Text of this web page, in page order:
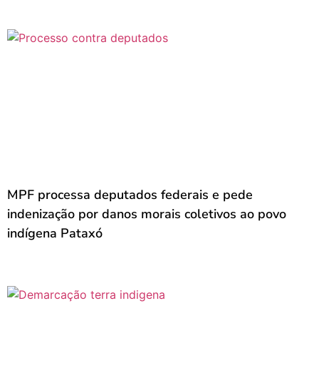
MPF processa deputados federais e pede
indenização por danos morais coletivos ao povo
indígena Pataxó